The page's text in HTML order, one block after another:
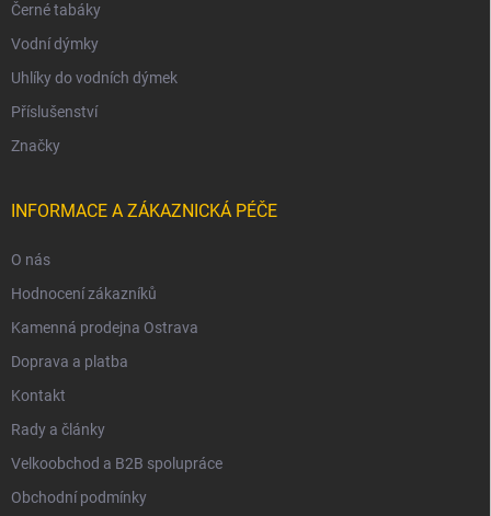
Černé tabáky
Vodní dýmky
Uhlíky do vodních dýmek
Příslušenství
Značky
INFORMACE A ZÁKAZNICKÁ PÉČE
O nás
Hodnocení zákazníků
Kamenná prodejna Ostrava
Doprava a platba
Kontakt
Rady a články
Velkoobchod a B2B spolupráce
Obchodní podmínky